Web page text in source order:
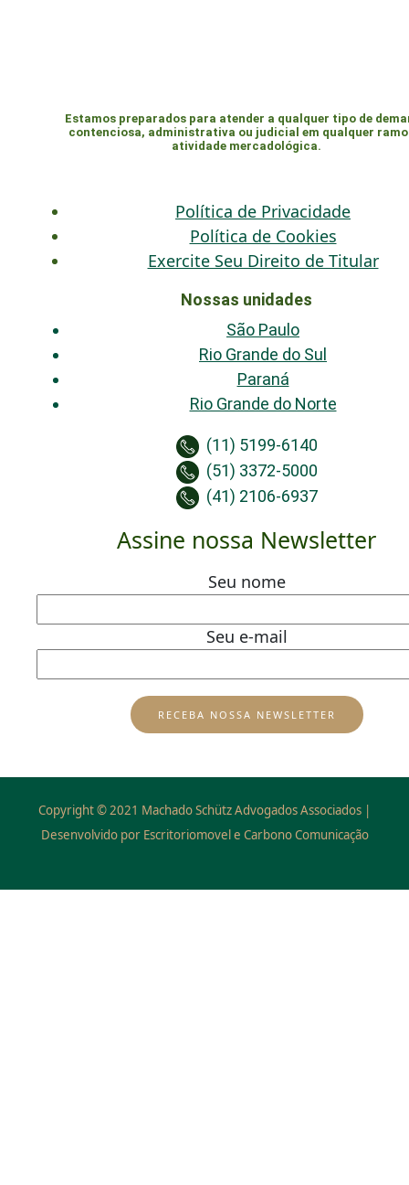
Estamos preparados para atender a qualquer tipo de
contenciosa, administrativa ou judicial em qualquer ramo
atividade mercadológica.
Política de Privacidade
Política de Cookies
Exercite Seu Direito de Titular
Nossas unidades
São Paulo
Rio Grande do Sul
Paraná
Rio Grande do Norte
(11) 5199-6140
(51) 3372-5000
(41) 2106-6937
Assine nossa Newsletter
Seu nome
Seu e-mail
Copyright © 2021 Machado Schütz Advogados Associados |
Desenvolvido por Escritoriomovel e Carbono Comunicação